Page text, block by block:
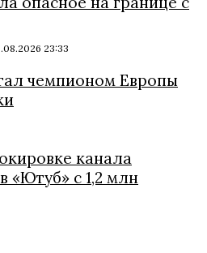
23:33
чемпионом Европы
канала
«Ютуб» с 1,2 млн